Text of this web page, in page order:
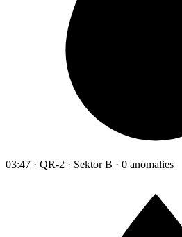
03:47 · QR-2 · Sektor B · 0 anomalies